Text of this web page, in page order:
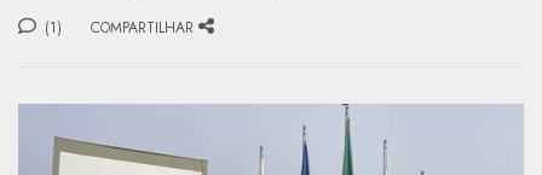
(1) COMPARTILHAR